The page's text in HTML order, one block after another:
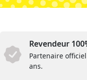
Revendeur
Partenaire
ans.